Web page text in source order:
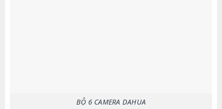
BỘ 6 CAMERA DAHUA